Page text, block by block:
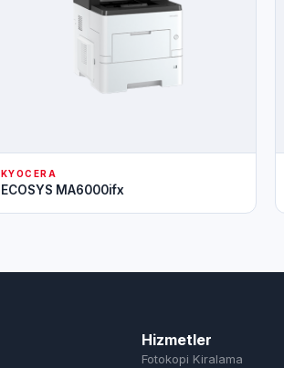
KYOCERA
ECOSYS MA6000ifx
Hizmetler
Fotokopi Kiralama